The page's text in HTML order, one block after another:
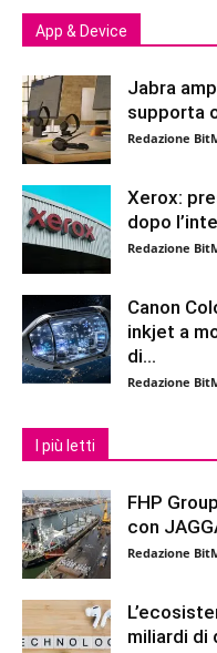
App & Device
Jabra
supporta
Redazione
Xerox:
dopo
Redazione
Canon
inkjet a
di...
Redazione
I più letti
FHP
con
Redazione
miliardi di